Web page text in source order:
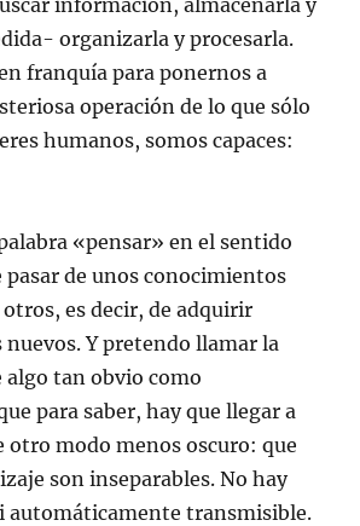
información, almacenarla y
organizarla y procesarla.
franquía para ponernos a
operación de lo que sólo
humanos, somos capaces:
«pensar» en el sentido
pasar de unos conocimientos
es decir, de adquirir
Y pretendo llamar la
algo tan obvio como
para saber, hay que llegar a
otro modo menos oscuro: que
son inseparables. No hay
automáticamente transmisible.